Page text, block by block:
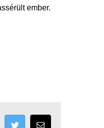
ember.
Twitter Email: